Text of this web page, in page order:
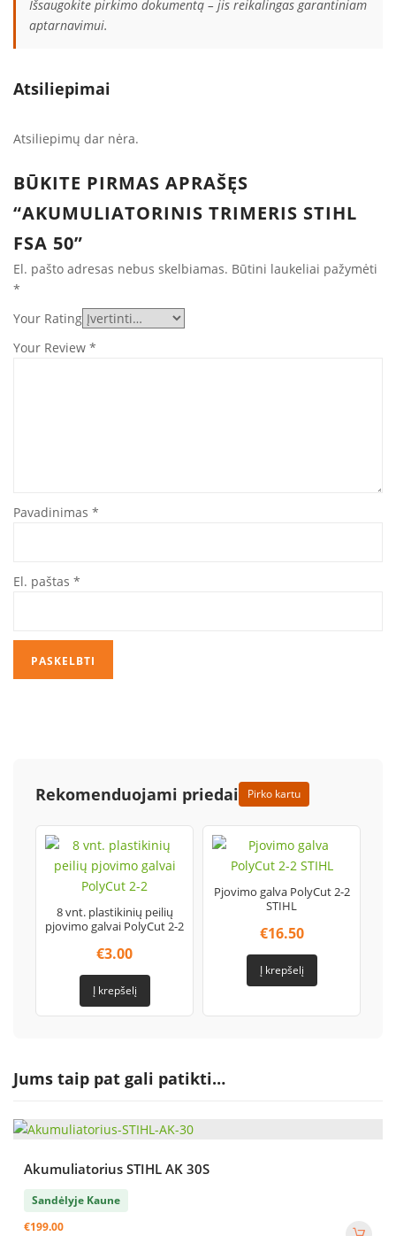
Išsaugokite pirkimo dokumentą – jis reikalingas garantiniam
aptarnavimui.
Atsiliepimai
Atsiliepimų dar nėra.
BŪKITE PIRMAS APRAŠĘS
“AKUMULIATORINIS TRIMERIS STIHL
FSA 50”
El. pašto adresas nebus skelbiamas. Būtini laukeliai pažymėti
*
Your Rating
Your Review *
Pavadinimas *
El. paštas *
Rekomenduojami priedai Pirko kartu
8 vnt. plastikinių peilių
pjovimo galvai PolyCut 2-2
€3.00
Į krepšelį
Pjovimo galva PolyCut 2-2
STIHL
€16.50
Į krepšelį
Jums taip pat gali patikti…
Akumuliatorius STIHL AK 30S
Sandėlyje Kaune
€199.00